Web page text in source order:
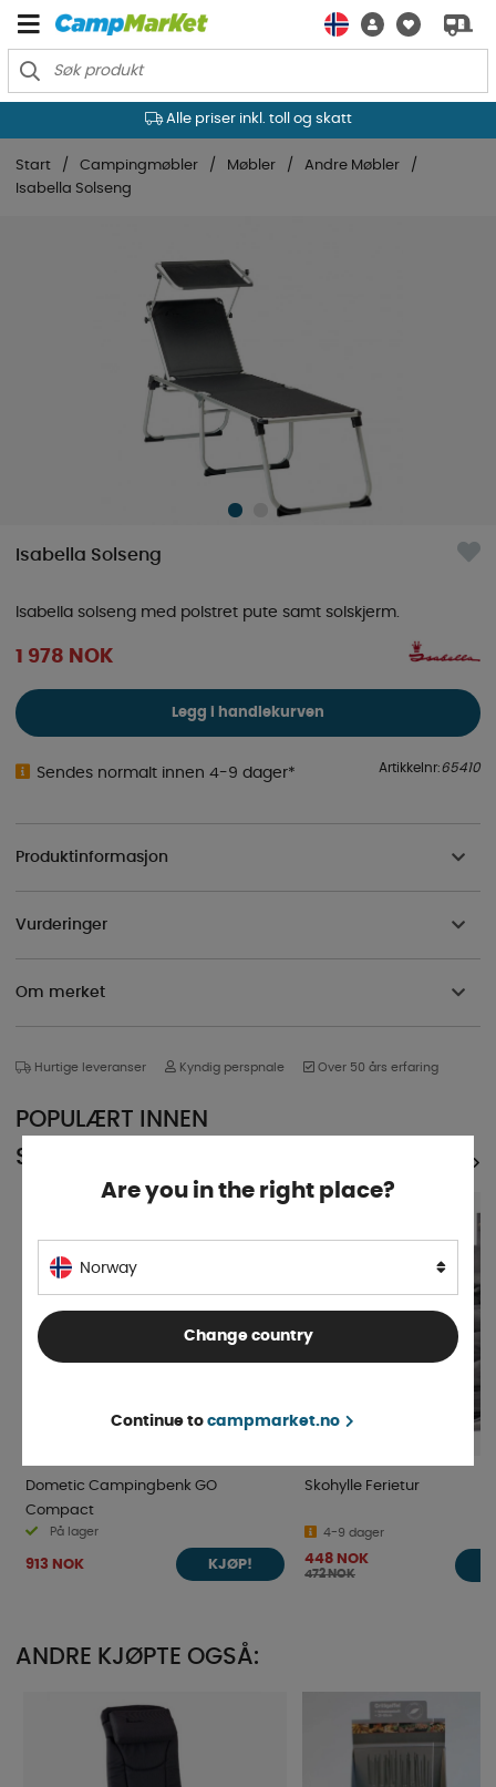
Alle priser inkl. toll og skatt
Start Campingmøbler Møbler
Andre Møbler
Isabella Solseng
Isabella Solseng
Isabella solseng med polstret pute samt solskjerm.
1 978 NOK
Legg i handlekurven
Sendes normalt innen 4-9 dager* Artikkelnr:65410
Produktinformasjon
Vurderinger
Om merket
Hurtige leveranser Kyndig perspnale Over 50 års erfaring
POPULÆRT INNEN
SAMME KATEGORI
Dometic Campingbenk GO
Compact
På lager
913 NOK KJØP!
5%
Skohylle Ferietur
4-9 dager
448 NOK
472 NOK
ANDRE KJØPTE OGSÅ:
Are you in the right place?
Norway
Change country
Continue to campmarket.no